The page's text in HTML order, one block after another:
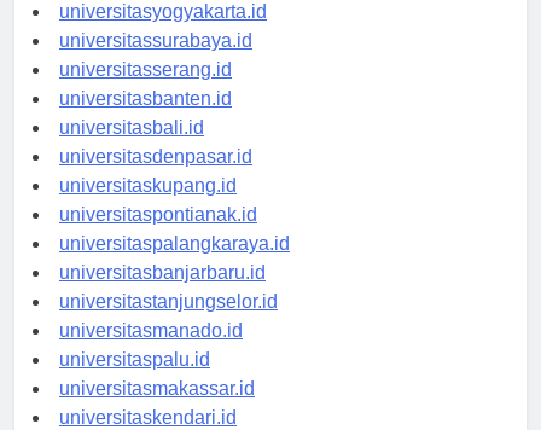
universitasyogyakarta.id
universitassurabaya.id
universitasserang.id
universitasbanten.id
universitasbali.id
universitasdenpasar.id
universitaskupang.id
universitaspontianak.id
universitaspalangkaraya.id
universitasbanjarbaru.id
universitastanjungselor.id
universitasmanado.id
universitaspalu.id
universitasmakassar.id
universitaskendari.id